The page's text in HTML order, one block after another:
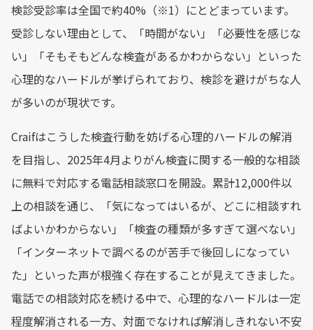
検診受診率は全国で約40%（※1）にとどまっています。
受診しない理由として、「時間がない」「必要性を感じな
い」「そもそもどんな検査があるかわからない」といった
心理的なハードルが挙げられており、検診を避けがちな人
が多いのが現状です。
Craifはこうした検査行動を妨げる心理的ハードルの解消
を目指し、2025年4月よりがん検査に関する一般的な相談
に無料で対応する電話相談窓口を開設。累計12,000件以
上の相談を通じ、「気になってはいるが、どこに相談すれ
ばよいかわからない」「検査の種類が多すぎて選べない」
「インターネットで調べるのが苦手で後回しになってい
た」といった声が根強く存在することが見えてきました。
電話での相談対応を続ける中で、心理的なハードルは一定
程度解消される一方、対面でなければ解消しきれない不安